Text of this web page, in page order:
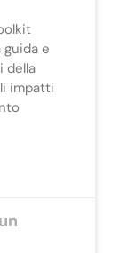
guida e
della
impatti